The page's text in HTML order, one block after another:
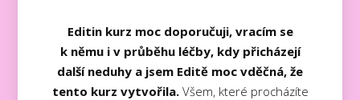
Editin kurz moc doporučuji, vracím se
k němu i v průběhu léčby, kdy přicházejí
další neduhy a jsem Editě moc vděčná, že
tento kurz vytvořila.Všem, které procházíte